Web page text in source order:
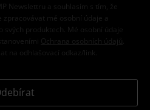
Newslettru a souhlasím s tím, že
zpracovávat mé osobní údaje a
produktech. Mé osobní údaje
Ochrana osobních údajů
na odhlašovací odkaz/link.